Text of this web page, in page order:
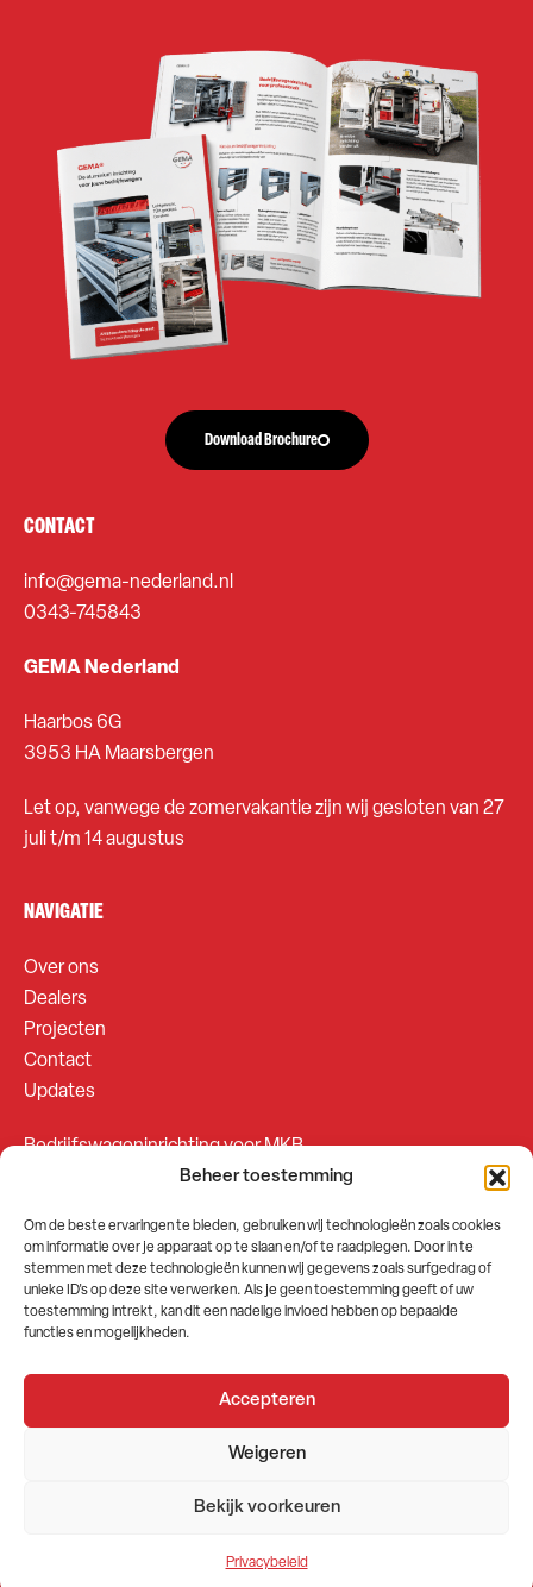
Beheer toestemming
Om de beste ervaringen te bieden, gebruiken wij technologieën zoals cookies
om informatie over je apparaat op te slaan en/of te raadplegen. Door in te
stemmen met deze technologieën kunnen wij gegevens zoals surfgedrag of
unieke ID's op deze site verwerken. Als je geen toestemming geeft of uw
toestemming intrekt, kan dit een nadelige invloed hebben op bepaalde
functies en mogelijkheden.
Accepteren
Weigeren
Bekijk voorkeuren
Privacybeleid
Download Brochure
CONTACT
info@gema-nederland.nl
0343-745843
GEMA Nederland
Haarbos 6G
3953 HA Maarsbergen
Let op, vanwege de zomervakantie zijn wij gesloten van 27
juli t/m 14 augustus
NAVIGATIE
Over ons
Dealers
Projecten
Contact
Updates
Bedrijfswageninrichting voor MKB
Bedrijfswageninrichting voor Fleetsales
SOCIALS